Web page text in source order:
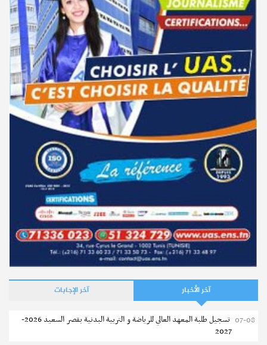
آخر الأخبار آخر الإجابات
07-08
تسجيل طلبة المعهد العالي للرياضة و التربية البدنية بقصر السعيد 2026-
2027